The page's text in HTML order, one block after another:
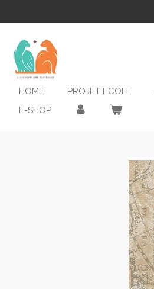
au
contenu
principal
HOME PROJET ECOLE
E-SHOP